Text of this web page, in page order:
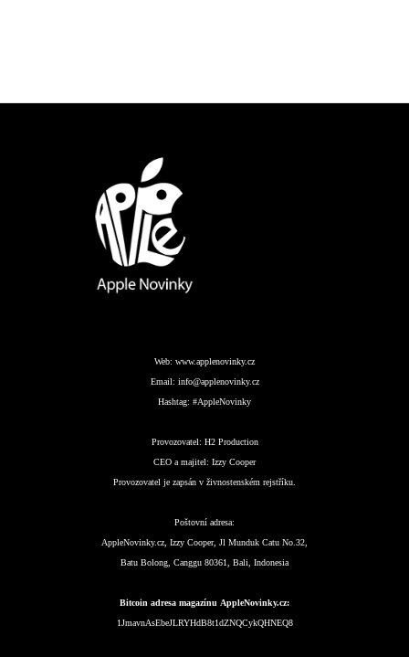
Web: www.applenovinky.cz
Email: info@applenovinky.cz
Hashtag: #AppleNovinky
Provozovatel: H2 Production
CEO a majitel: Izzy Cooper
Provozovatel je zapsán v živnostenském rejstříku.
Poštovní adresa:
AppleNovinky.cz, Izzy Cooper, Jl Munduk Catu No.32,
Batu Bolong, Canggu 80361, Bali, Indonesia
Bitcoin adresa magazínu AppleNovinky.cz:
1JmavnAsEbeJLRYHdB8t1dZNQCykQHNEQ8